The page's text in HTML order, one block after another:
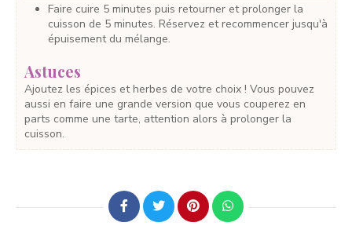
Faire cuire 5 minutes puis retourner et prolonger la
cuisson de 5 minutes. Réservez et recommencer jusqu'à
épuisement du mélange.
Astuces
Ajoutez les épices et herbes de votre choix ! Vous pouvez
aussi en faire une grande version que vous couperez en
parts comme une tarte, attention alors à prolonger la
cuisson.